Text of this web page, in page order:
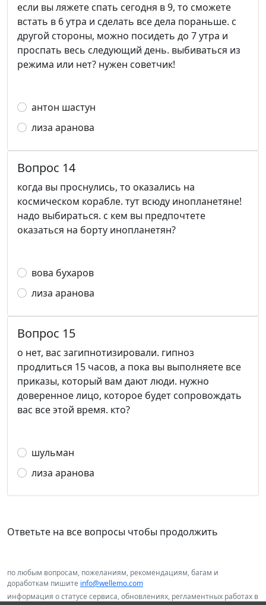
если вы ляжете спать сегодня в 9, то сможете
встать в 6 утра и сделать все дела пораньше. с
другой стороны, можно посидеть до 7 утра и
проспать весь следующий день. выбиваться из
режима или нет? нужен советчик!
антон шастун
лиза аранова
Вопрос 14
когда вы проснулись, то оказались на
космическом корабле. тут всюду инопланетяне!
надо выбираться. с кем вы предпочтете
оказаться на борту инопланетян?
вова бухаров
лиза аранова
Вопрос 15
о нет, вас загипнотизировали. гипноз
продлиться 15 часов, а пока вы выполняете все
приказы, который вам дают люди. нужно
доверенное лицо, которое будет сопровождать
вас все этой время. кто?
шульман
лиза аранова
Ответьте на все вопросы чтобы продолжить
по любым вопросам, пожеланиям, рекомендациям, багам и
доработкам пишите info@wellemo.com
информация о статусе сервиса, обновлениях, регламентных работах в